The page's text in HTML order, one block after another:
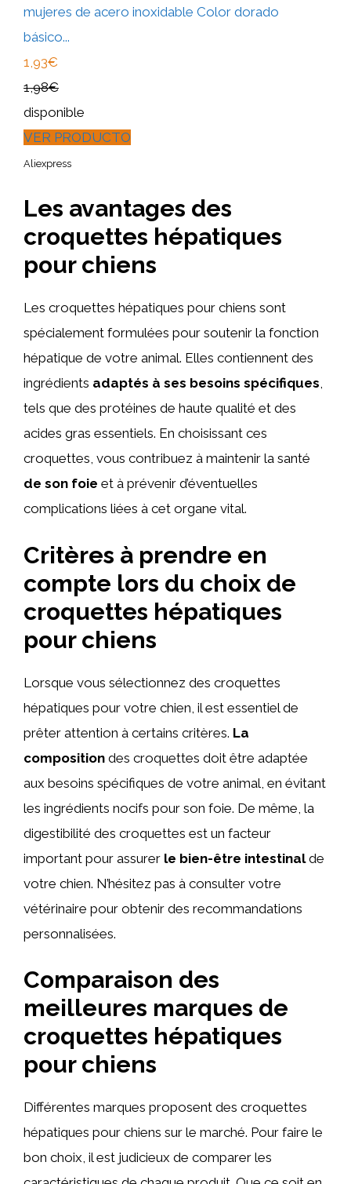
mujeres de acero inoxidable Color dorado
básico...
1,93€
1,98€
disponible
VER PRODUCTO
Aliexpress
Les avantages des
croquettes hépatiques
pour chiens
Les croquettes hépatiques pour chiens sont
spécialement formulées pour soutenir la fonction
hépatique de votre animal. Elles contiennent des
ingrédients adaptés à ses besoins spécifiques,
tels que des protéines de haute qualité et des
acides gras essentiels. En choisissant ces
croquettes, vous contribuez à maintenir la santé
de son foie et à prévenir d’éventuelles
complications liées à cet organe vital.
Critères à prendre en
compte lors du choix de
croquettes hépatiques
pour chiens
Lorsque vous sélectionnez des croquettes
hépatiques pour votre chien, il est essentiel de
prêter attention à certains critères. La
composition des croquettes doit être adaptée
aux besoins spécifiques de votre animal, en évitant
les ingrédients nocifs pour son foie. De même, la
digestibilité des croquettes est un facteur
important pour assurer le bien-être intestinalde
votre chien. N’hésitez pas à consulter votre
vétérinaire pour obtenir des recommandations
personnalisées.
Comparaison des
meilleures marques de
croquettes hépatiques
pour chiens
Différentes marques proposent des croquettes
hépatiques pour chiens sur le marché. Pour faire le
bon choix, il est judicieux de comparer les